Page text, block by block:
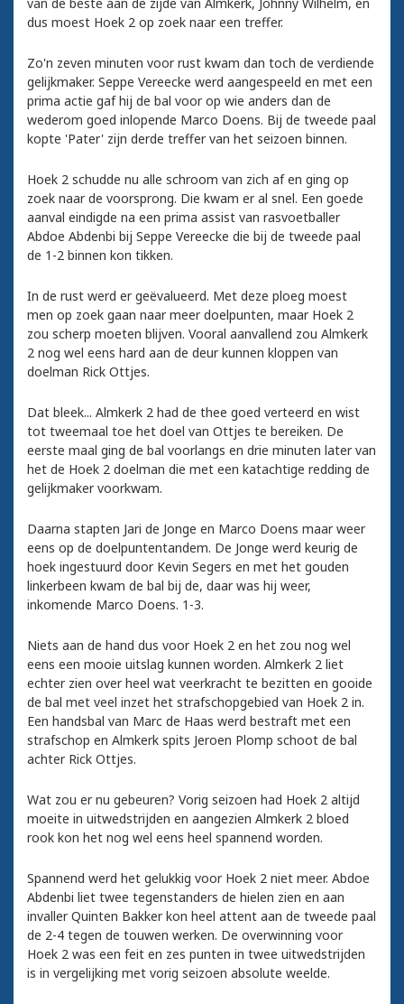
dus moest Hoek 2 op zoek naar een treffer.
Zo'n zeven minuten voor rust kwam dan toch de verdiende
gelijkmaker. Seppe Vereecke werd aangespeeld en met een
prima actie gaf hij de bal voor op wie anders dan de
wederom goed inlopende Marco Doens. Bij de tweede paal
kopte 'Pater' zijn derde treffer van het seizoen binnen.
Hoek 2 schudde nu alle schroom van zich af en ging op
zoek naar de voorsprong. Die kwam er al snel. Een goede
aanval eindigde na een prima assist van rasvoetballer
Abdoe Abdenbi bij Seppe Vereecke die bij de tweede paal
de 1-2 binnen kon tikken.
In de rust werd er geëvalueerd. Met deze ploeg moest
men op zoek gaan naar meer doelpunten, maar Hoek 2
zou scherp moeten blijven. Vooral aanvallend zou Almkerk
2 nog wel eens hard aan de deur kunnen kloppen van
doelman Rick Ottjes.
Dat bleek... Almkerk 2 had de thee goed verteerd en wist
tot tweemaal toe het doel van Ottjes te bereiken. De
eerste maal ging de bal voorlangs en drie minuten later van
het de Hoek 2 doelman die met een katachtige redding de
gelijkmaker voorkwam.
Daarna stapten Jari de Jonge en Marco Doens maar weer
eens op de doelpuntentandem. De Jonge werd keurig de
hoek ingestuurd door Kevin Segers en met het gouden
linkerbeen kwam de bal bij de, daar was hij weer,
inkomende Marco Doens. 1-3.
Niets aan de hand dus voor Hoek 2 en het zou nog wel
eens een mooie uitslag kunnen worden. Almkerk 2 liet
echter zien over heel wat veerkracht te bezitten en gooide
de bal met veel inzet het strafschopgebied van Hoek 2 in.
Een handsbal van Marc de Haas werd bestraft met een
strafschop en Almkerk spits Jeroen Plomp schoot de bal
achter Rick Ottjes.
Wat zou er nu gebeuren? Vorig seizoen had Hoek 2 altijd
moeite in uitwedstrijden en aangezien Almkerk 2 bloed
rook kon het nog wel eens heel spannend worden.
Spannend werd het gelukkig voor Hoek 2 niet meer. Abdoe
Abdenbi liet twee tegenstanders de hielen zien en aan
invaller Quinten Bakker kon heel attent aan de tweede paal
de 2-4 tegen de touwen werken. De overwinning voor
Hoek 2 was een feit en zes punten in twee uitwedstrijden
is in vergelijking met vorig seizoen absolute weelde.